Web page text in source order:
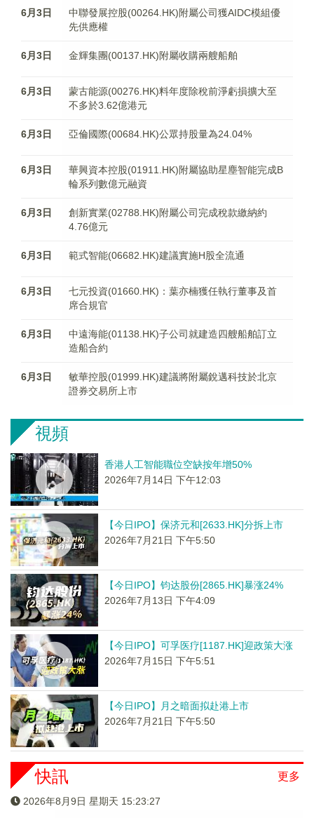
6月3日
中聯發展控股(00264.HK)附屬公司獲AIDC模組優
先供應權
6月3日 金輝集團(00137.HK)附屬收購兩艘船舶
6月3日
蒙古能源(00276.HK)料年度​除稅前淨虧損擴大至
不多於3.62億港元
6月3日 亞倫國際(00684.HK)公眾持股量為24.04%
6月3日
華興資本控股(01911.HK)附屬協助星塵智能完成B
輪系列數億元融資
6月3日
創新實業(02788.HK)附屬公司完成稅款繳納約
4.76億元
6月3日 範式智能(06682.HK)建議實施H股全流通
6月3日
七元投資(01660.HK)：葉亦楠獲任執行董事及首
席合規官
6月3日
中遠海能(01138.HK)子公司就建造四艘船舶訂立
造船合約
6月3日
敏華控股(01999.HK)建議將附屬銳邁科技於北京
證券交易所上市
視頻
香港人工智能職位空缺按年增50%
2026年7月14日 下午12:03
【今日IPO】保济元和[2633.HK]分拆上市
2026年7月21日 下午5:50
【今日IPO】钧达股份[2865.HK]暴涨24%
2026年7月13日 下午4:09
【今日IPO】可孚医疗[1187.HK]迎政策大涨
2026年7月15日 下午5:51
【今日IPO】月之暗面拟赴港上市
2026年7月21日 下午5:50
更多
快訊
2026年8月9日 星期天 15:23:28